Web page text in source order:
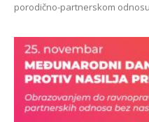
porodično-partnerskom